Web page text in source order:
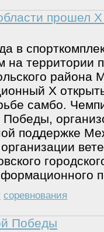
прошел
в
на территории
района
Х
самбо.
поддержке
соревнования
Победы